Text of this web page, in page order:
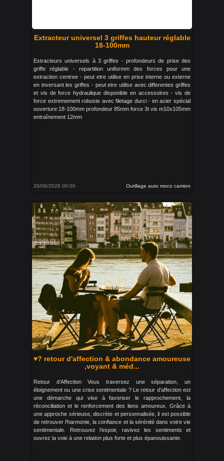
Extracteur universel 3 griffes hauteur réglable
18-100mm
Extracteurs universels à 3 griffes - profondeurs de prise des
griffe réglable - repartition uniformm des forces pour une
extraction centree - peut etre utilise en prise interne ou externe
en inversant les griffes - peut etre utilise avec differentes griffes
et vis de force hydraulique disponible en accessoires - vis de
force extremement robuste avec filetage durci - en acier spécial
ouverture:18-100mm profondeur 85mm force 3t vis m10x105mm
entraînement 12mm
20/06/2026 00:00 Outillage auto moco camion
♥? retour d'affection & abondance amoureuse
,voyant & méd...
Retour d’Affection Vous traversez une séparation, un
éloignement ou une crise sentimentale ? Le retour d’affection est
une démarche qui vise à favoriser le rapprochement, la
réconciliation et le renforcement des liens amoureux. Grâce à
une approche sérieuse, discrète et personnalisée, il est possible
de retrouver l’harmonie, la confiance et la sérénité dans votre vie
sentimentale. Retrouvez l’espoir, ravivez les sentiments et
ouvrez la voie à une relation plus forte et plus épanouissante.